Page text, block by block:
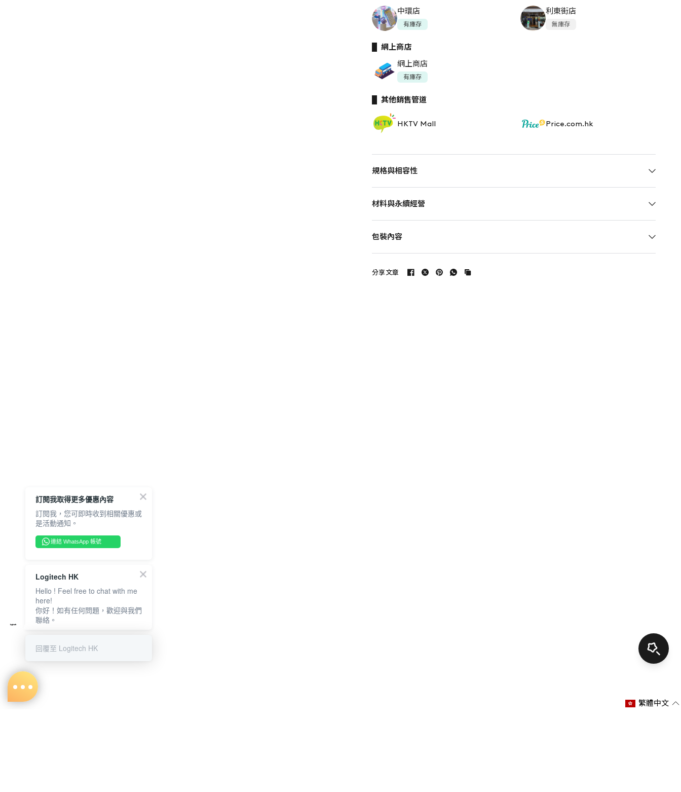
中環店
有庫存
利東街店
無庫存
網上商店
網上商店
有庫存
其他銷售管道
HKTV Mall Price.com.hk
規格與相容性
材料與永續經營
包裝內容
分享文章
繁體中文
訂閱我取得更多優惠內容
訂閱我，您可即時收到相關優惠或
是活動通知。
連結 WhatsApp 帳號
Logitech HK
Hello ! Feel free to chat with me
here!
你好！如有任何問題，歡迎與我們
聯絡。
回覆至 Logitech HK